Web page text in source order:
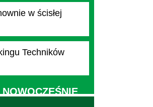
w ścisłej
Techników